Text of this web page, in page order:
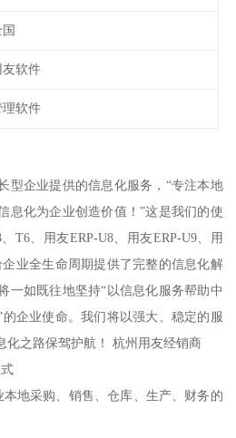
友软件
理软件
型企业提供的信息化服务，“专注本地
息化为企业创造价值！”这是我们的使
T6、用友ERP-U8、用友ERP-U9、用
业全生命周期提供了完整的信息化解
一如既往地坚持“以信息化服务帮助中
企业使命。我们将以强大、稳定的服
化之路保驾护航！ 杭州用友经销商
地采购、销售、仓库、生产、财务的